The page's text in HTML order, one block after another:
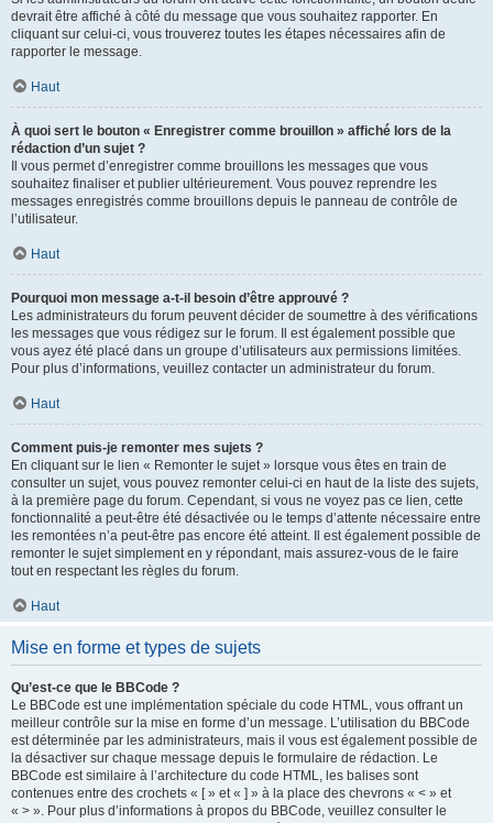
devrait être affiché à côté du message que vous souhaitez rapporter. En
cliquant sur celui-ci, vous trouverez toutes les étapes nécessaires afin de
rapporter le message.
Haut
À quoi sert le bouton « Enregistrer comme brouillon » affiché lors de la
rédaction d’un sujet ?
Il vous permet d’enregistrer comme brouillons les messages que vous
souhaitez finaliser et publier ultérieurement. Vous pouvez reprendre les
messages enregistrés comme brouillons depuis le panneau de contrôle de
l’utilisateur.
Haut
Pourquoi mon message a-t-il besoin d’être approuvé ?
Les administrateurs du forum peuvent décider de soumettre à des vérifications
les messages que vous rédigez sur le forum. Il est également possible que
vous ayez été placé dans un groupe d’utilisateurs aux permissions limitées.
Pour plus d’informations, veuillez contacter un administrateur du forum.
Haut
Comment puis-je remonter mes sujets ?
En cliquant sur le lien « Remonter le sujet » lorsque vous êtes en train de
consulter un sujet, vous pouvez remonter celui-ci en haut de la liste des sujets,
à la première page du forum. Cependant, si vous ne voyez pas ce lien, cette
fonctionnalité a peut-être été désactivée ou le temps d’attente nécessaire entre
les remontées n’a peut-être pas encore été atteint. Il est également possible de
remonter le sujet simplement en y répondant, mais assurez-vous de le faire
tout en respectant les règles du forum.
Haut
Mise en forme et types de sujets
Qu’est-ce que le BBCode ?
Le BBCode est une implémentation spéciale du code HTML, vous offrant un
meilleur contrôle sur la mise en forme d’un message. L’utilisation du BBCode
est déterminée par les administrateurs, mais il vous est également possible de
la désactiver sur chaque message depuis le formulaire de rédaction. Le
BBCode est similaire à l’architecture du code HTML, les balises sont
contenues entre des crochets « [ » et « ] » à la place des chevrons « < » et
« > ». Pour plus d’informations à propos du BBCode, veuillez consulter le